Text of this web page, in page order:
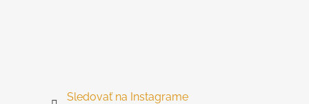
Sledovať na Instagrame